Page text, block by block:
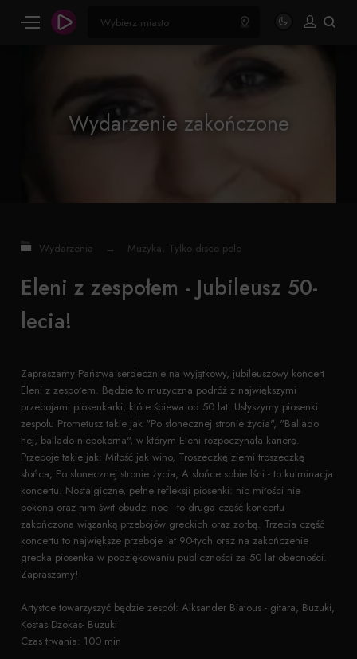
Wydarzenie zakończone
Wydarzenia → Muzyka, Tylko disco polo
Eleni z zespołem - Jubileusz 50-
lecia!
Zapraszamy Państwa serdecznie na wyjątkowy, jubileuszowy koncert
Eleni z zespołem. Będzie to muzyczna podróż z największymi
przebojami piosenkarki, które śpiewa od 50 lat. Usłyszymy piosenki
zespołu Prometusz takie jak "Po słonecznej stronie życia", "Ballado
hej, ballado niepokorna", w którym Eleni rozpoczynała karierę.
Przeboje takie jak: Miłość jak wino, Troszeczkę ziemi troszeczkę
słońca, Po słonecznej stronie życia, A słońce sobie lśni - to kulminacja
koncertu. Nostalgiczne, pełne refleksji piosenki: nic miłości nie
pokona oraz nim świt obudzi noc - to druga część koncertu
zakończona wiązanką przebojów greckich oraz zorbą. Trzecia część
koncertu to największe przeboje lat 90-tych oraz na zakończenie
grecka piosenka w podziękowaniu publiczności za 50 lat obecności.
Zapraszamy!
Artystce towarzyszyć będzie zespół: Alksander Białous - gitara, Buzuki,
Kostas Dzokas- Buzuki
Czas trwania: 100 min